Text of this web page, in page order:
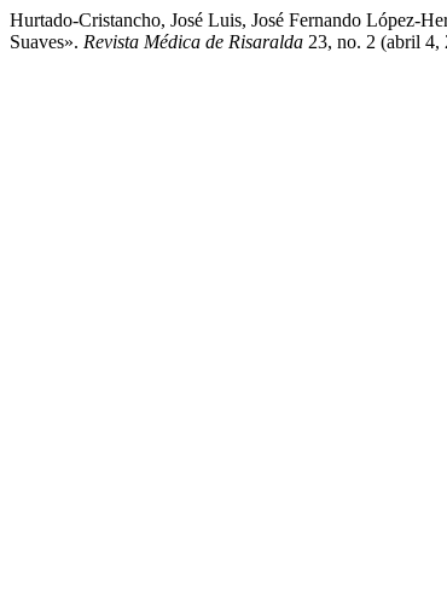
Hurtado-Cristancho, José Luis, José Fernando López-
Suaves». Revista Médica de Risaralda 23, no. 2 (abril 4,